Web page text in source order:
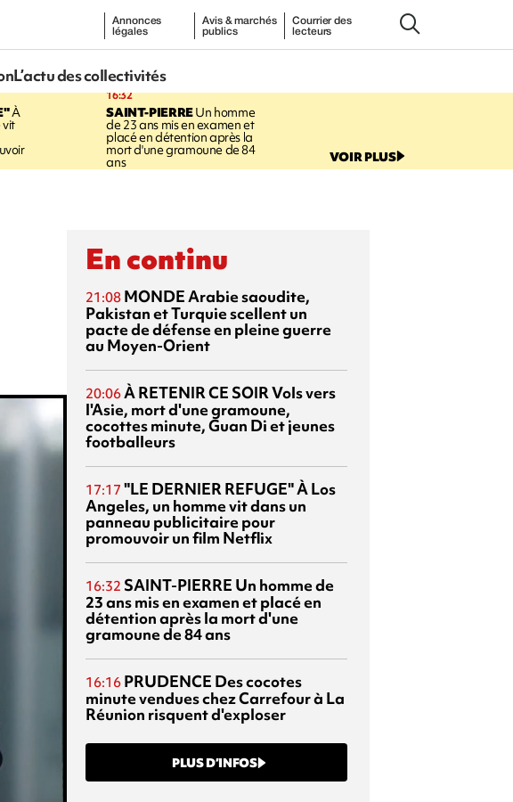
Annonces
légales
Avis & marchés
publics
Courrier des
lecteurs
L’actu des collectivités
À
vit
16:32
SAINT-PIERREUn homme
de 23 ans mis en examen et
placé en détention après la
mort d'une gramoune de 84
ans VOIR PLUS
En continu
21:08 MONDEArabie saoudite,
Pakistan et Turquie scellent un
pacte de défense en pleine guerre
au Moyen-Orient
20:06À RETENIR CE SOIRVols vers
l'Asie, mort d'une gramoune,
cocottes minute, Guan Di et jeunes
footballeurs
17:17 "LE DERNIER REFUGE"À Los
Angeles, un homme vit dans un
panneau publicitaire pour
promouvoir un film Netflix
16:32 SAINT-PIERRE Un homme de
23 ans mis en examen et placé en
détention après la mort d'une
gramoune de 84 ans
16:16 PRUDENCE Des cocotes
minute vendues chez Carrefour à La
Réunion risquent d'exploser
PLUS D’INFOS